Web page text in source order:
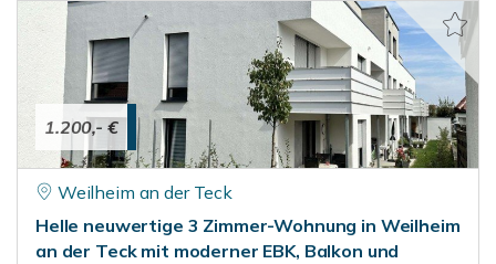
1.200,- €
Weilheim an der Teck
Helle neuwertige 3 Zimmer-Wohnung in Weilheim
an der Teck mit moderner EBK, Balkon und